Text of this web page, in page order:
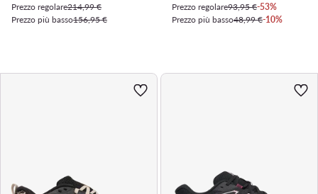
Prezzo regolare214,99 €
Prezzo più basso156,95 €
Prezzo regolare93,95 €-53%
Prezzo più basso48,99 €-10%